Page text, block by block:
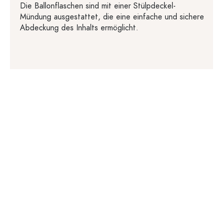
Die Ballonflaschen sind mit einer Stülpdeckel-
Mündung ausgestattet, die eine einfache und sichere
Abdeckung des Inhalts ermöglicht.